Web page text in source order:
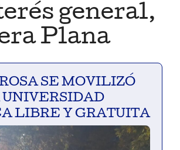
general,
Plana
SE MOVILIZÓ
UNIVERSIDAD
LIBRE Y GRATUITA